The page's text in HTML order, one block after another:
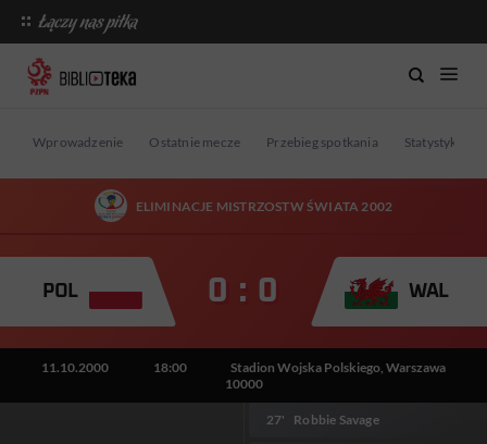
Wprowadzenie Ostatnie mecze Przebieg spotkania Statystyki
ELIMINACJE MISTRZOSTW ŚWIATA 2002
POL 0 : 0 WAL
11.10.2000 18:00
Stadion Wojska Polskiego, Warszawa
10000
Robbie Savage
27'